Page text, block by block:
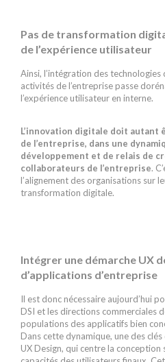
Pas de transformation
de l’expérience utilisateur
Ainsi, l’intégration des technologies
activités de l’entreprise passe
l’expérience utilisateur en interne.
L’innovation digitale doit
de l’entreprise, dans une
développement et de relais de
collaborateurs de l’entreprise.
l’alignement des organisations sur
transformation digitale.
Intégrer une démarche UX
d’applications d’entreprise
Il est donc nécessaire aujourd’hui
DSI et les directions commerciales
populations des applicatifs bien
Dans cette dynamique, une des
UX Design, qui centre la conception